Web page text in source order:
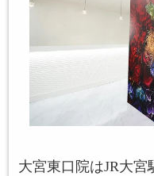
大宮東口院はJR大